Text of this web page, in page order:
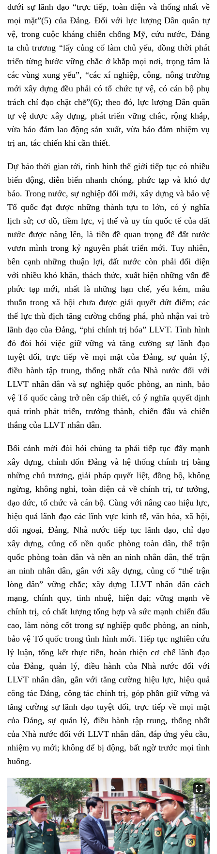
dưới sự lãnh đạo “trực tiếp, toàn diện và thống nhất về
mọi mặt”(5)của Đảng. Đối với lực lượng Dân quân tự
vệ, trong cuộc kháng chiến chống Mỹ, cứu nước, Đảng
ta chủ trương “lấy củng cố làm chủ yếu, đồng thời phát
triển từng bước vững chắc ở khắp mọi nơi, trọng tâm là
các vùng xung yếu”, “các xí nghiệp, công, nông trường
mới xây dựng đều phải có tổ chức tự vệ, có cán bộ phụ
trách chỉ đạo chặt chẽ”(6); theo đó, lực lượng Dân quân
tự vệ được xây dựng, phát triển vững chắc, rộng khắp,
vừa bảo đảm lao động sản xuất, vừa bảo đảm nhiệm vụ
trị an, tác chiến khi cần thiết.
Dự báo thời gian tới, tình hình thế giới tiếp tục có nhiều
biến động, diễn biến nhanh chóng, phức tạp và khó dự
báo. Trong nước, sự nghiệp đổi mới, xây dựng và bảo vệ
Tổ quốc đạt được những thành tựu to lớn, có ý nghĩa
lịch sử; cơ đồ, tiềm lực, vị thế và uy tín quốc tế của đất
nước được nâng lên, là tiền đề quan trọng để đất nước
vươn mình trong kỷ nguyên phát triển mới. Tuy nhiên,
bên cạnh những thuận lợi, đất nước còn phải đối diện
với nhiều khó khăn, thách thức, xuất hiện những vấn đề
phức tạp mới, nhất là những hạn chế, yếu kém, mâu
thuẫn trong xã hội chưa được giải quyết dứt điểm; các
thế lực thù địch tăng cường chống phá, phủ nhận vai trò
lãnh đạo của Đảng, “phi chính trị hóa” LLVT. Tình hình
đó đòi hỏi việc giữ vững và tăng cường sự lãnh đạo
tuyệt đối, trực tiếp về mọi mặt của Đảng, sự quản lý,
điều hành tập trung, thống nhất của Nhà nước đối với
LLVT nhân dân và sự nghiệp quốc phòng, an ninh, bảo
vệ Tổ quốc càng trở nên cấp thiết, có ý nghĩa quyết định
quá trình phát triển, trưởng thành, chiến đấu và chiến
thắng của LLVT nhân dân.
Bối cảnh mới đòi hỏi chúng ta phải tiếp tục đẩy mạnh
xây dựng, chỉnh đốn Đảng và hệ thống chính trị bằng
những chủ trương, giải pháp quyết liệt, đồng bộ, không
ngừng, không nghỉ, toàn diện cả về chính trị, tư tưởng,
đạo đức, tổ chức và cán bộ. Cùng với nâng cao hiệu lực,
hiệu quả lãnh đạo các lĩnh vực kinh tế, văn hóa, xã hội,
đối ngoại, Đảng, Nhà nước tiếp tục lãnh đạo, chỉ đạo
xây dựng, củng cố nền quốc phòng toàn dân, thế trận
quốc phòng toàn dân và nền an ninh nhân dân, thế trận
an ninh nhân dân, gắn với xây dựng, củng cố “thế trận
lòng dân” vững chắc; xây dựng LLVT nhân dân cách
mạng, chính quy, tinh nhuệ, hiện đại; vững mạnh về
chính trị, có chất lượng tổng hợp và sức mạnh chiến đấu
cao, làm nòng cốt trong sự nghiệp quốc phòng, an ninh,
bảo vệ Tổ quốc trong tình hình mới. Tiếp tục nghiên cứu
lý luận, tổng kết thực tiễn, hoàn thiện cơ chế lãnh đạo
của Đảng, quản lý, điều hành của Nhà nước đối với
LLVT nhân dân, gắn với tăng cường hiệu lực, hiệu quả
công tác Đảng, công tác chính trị, góp phần giữ vững và
tăng cường sự lãnh đạo tuyệt đối, trực tiếp về mọi mặt
của Đảng, sự quản lý, điều hành tập trung, thống nhất
của Nhà nước đối với LLVT nhân dân, đáp ứng yêu cầu,
nhiệm vụ mới; không để bị động, bất ngờ trước mọi tình
huống.